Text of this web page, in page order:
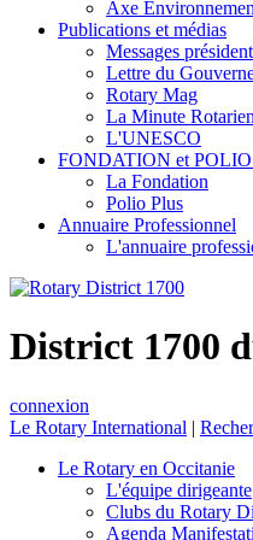
Axe
Publications et médias
Messages
Lettre du
Rotary Mag
La Minute
L'UNESCO
FONDATION et
La Fondation
Polio Plus
Annuaire Professionnel
L'annuaire
District 1700
connexion
Le Rotary International |
Le Rotary en Occitanie
L'équipe dirigeante
Clubs du Rotary
Agenda